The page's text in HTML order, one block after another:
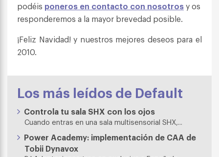
podéis poneros en contacto con nosotrosy os
responderemos a la mayor brevedad posible.
¡Feliz Navidad! y nuestros mejores deseos para el
2010.
Los más leídos de Default
Controla tu sala SHX con los ojos
Cuando entras en una sala multisensorial SHX,...
Power Academy: implementación de CAA de
Tobii Dynavox